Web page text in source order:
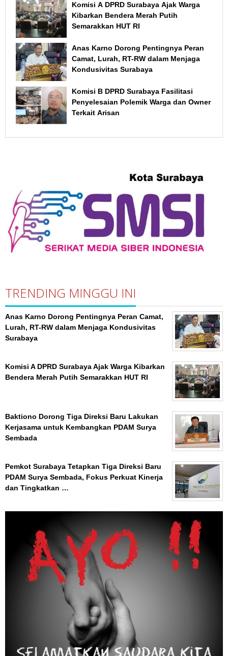
Komisi A DPRD Surabaya Ajak Warga
Kibarkan Bendera Merah Putih
Semarakkan HUT RI
Anas Karno Dorong Pentingnya Peran
Camat, Lurah, RT-RW dalam Menjaga
Kondusivitas Surabaya
Komisi B DPRD Surabaya Fasilitasi
Penyelesaian Polemik Warga dan Owner
Terkait Arisan
TRENDING MINGGU INI
Anas Karno Dorong Pentingnya Peran Camat,
Lurah, RT-RW dalam Menjaga Kondusivitas
Surabaya
Komisi A DPRD Surabaya Ajak Warga Kibarkan
Bendera Merah Putih Semarakkan HUT RI
Baktiono Dorong Tiga Direksi Baru Lakukan
Kerjasama untuk Kembangkan PDAM Surya
Sembada
Pemkot Surabaya Tetapkan Tiga Direksi Baru
PDAM Surya Sembada, Fokus Perkuat Kinerja
dan Tingkatkan …